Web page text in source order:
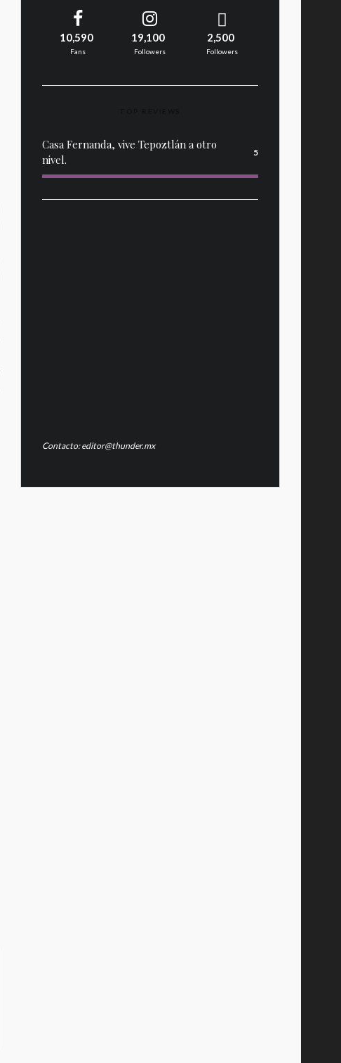
10,590
Fans
19,100
Followers
2,500
Followers
Casa Fernanda, vive Tepoztlán a otro
nivel.
5
Contacto: editor@thunder.mx